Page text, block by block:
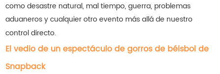
como desastre natural, mal tiempo, guerra, problemas
aduaneros y cualquier otro evento más allá de nuestro
control directo.
El vedio de un espectáculo de gorros de béisbol de
Snapback